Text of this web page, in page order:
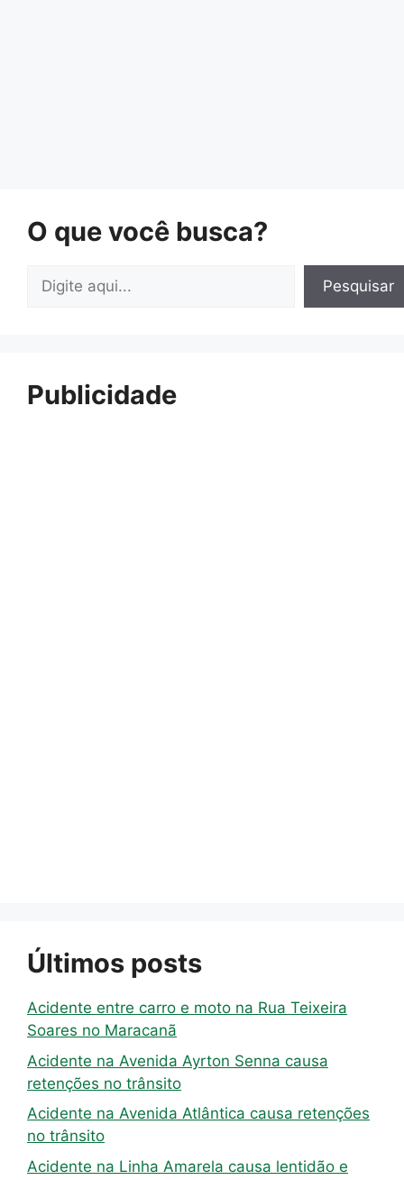
O que você busca?
Pesquisar
Pesquisar
Publicidade
Últimos posts
Acidente entre carro e moto na Rua Teixeira
Soares no Maracanã
Acidente na Avenida Ayrton Senna causa
retenções no trânsito
Acidente na Avenida Atlântica causa retenções
no trânsito
Acidente na Linha Amarela causa lentidão e